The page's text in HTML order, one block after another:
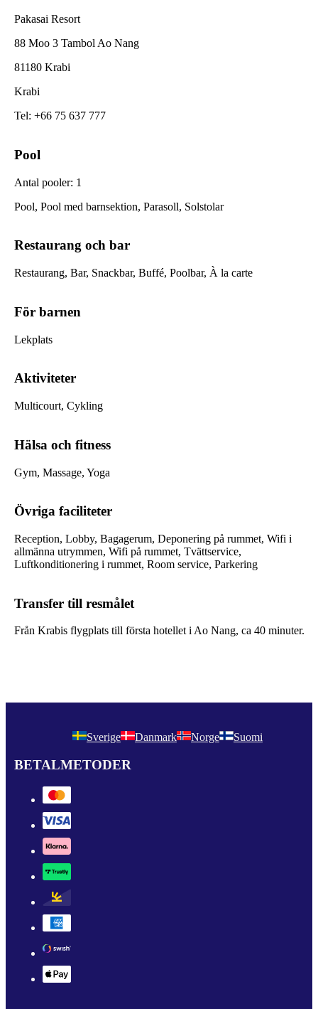
Pakasai Resort
88 Moo 3 Tambol Ao Nang
81180 Krabi
Krabi
Tel: +66 75 637 777
Pool
Antal pooler: 1
Pool, Pool med barnsektion, Parasoll, Solstolar
Restaurang och bar
Restaurang, Bar, Snackbar, Buffé, Poolbar, À la carte
För barnen
Lekplats
Aktiviteter
Multicourt, Cykling
Hälsa och fitness
Gym, Massage, Yoga
Övriga faciliteter
Reception, Lobby, Bagagerum, Deponering på rummet, Wifi i
allmänna utrymmen, Wifi på rummet, Tvättservice,
Luftkonditionering i rummet, Room service, Parkering
Transfer till resmålet
Från Krabis flygplats till första hotellet i Ao Nang, ca 40 minuter.
Sverige Danmark Norge Suomi
BETALMETODER